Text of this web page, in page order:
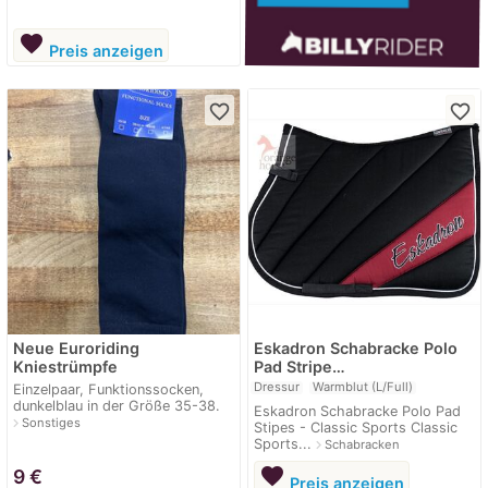
favorite Preis anzeigen
favorite_border
Neue Euroriding
Kniestrümpfe
Einzelpaar, Funktionssocken,
dunkelblau in der Größe 35-38.
navigate_nextSonstiges
9€
favorite_border
Eskadron Schabracke Polo
Pad Stripe…
Dressur Warmblut (L/Full)
Eskadron Schabracke Polo Pad
Stipes - Classic Sports Classic
Sports... navigate_nextSchabracken
favorite Preis anzeigen